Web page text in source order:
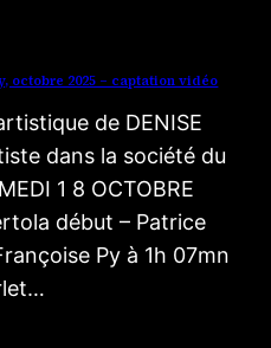
octobre 2025 – captation vidéo
de DENISE
dans la société du
1 8 OCTOBRE
début – Patrice
Py à 1h 07mn